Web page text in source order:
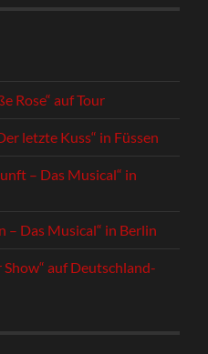
Rose“ auf Tour
letzte Kuss“ in Füssen
– Das Musical“ in
– Das Musical“ in Berlin
auf Deutschland-